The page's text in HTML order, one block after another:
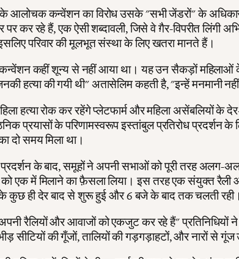
आलोचक कन्वेंशन का विरोध उसके "सभी जेंडरों" के
पर कर रहे हैं, एक ऐसी शब्दावली, जिसे वे ग़ैर-विपरीत लिंगी
परिवार की मूलभूत संस्था के लिए खतरा मानते हैं।
कहीं शून्य से नहीं आया था। यह उन सैकड़ों महिलाओं के
हत्या की गयी थी" अतासेलिम कहती है, "इन्हें मनमानी
हत्या रोक कर रहेंगे प्लेटफार्म और महिला असेंबलियों के देर-
प्रयासों के परिणामस्वरूप इस्तांबुल प्रतिरोध प्रदर्शन
दो समय मिला था।
के बाद, समूहों ने अपनी सभाओं को पूरी तरह अलग-
को एक में मिलाने का फ़ैसला लिया। इस तरह एक संयुक्त रैली
कुछ ही देर बाद से शुरू हुई और 6 बजे के बाद तक चलती रही।
रैलियों और आवाजों को एकजुट कर रहे हैं" प्रतिनिधियों
सीटियों की गूँजों, तालियों की गड़गड़ाहटों, और नारों से गूंज